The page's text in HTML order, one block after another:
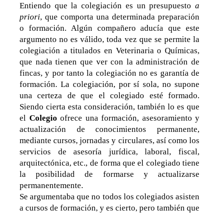
Entiendo que la colegiación es un presupuesto a
priori, que comporta una determinada preparación
o formación. Algún compañero aducía que este
argumento no es válido, toda vez que se permite la
colegiación a titulados en Veterinaria o Químicas,
que nada tienen que ver con la administración de
fincas, y por tanto la colegiación no es garantía de
formación. La colegiación, por sí sola, no supone
una certeza de que el colegiado esté formado.
Siendo cierta esta consideración, también lo es que
el Colegio ofrece una formación, asesoramiento y
actualización de conocimientos permanente,
mediante cursos, jornadas y circulares, así como los
servicios de asesoría jurídica, laboral, fiscal,
arquitectónica, etc., de forma que el colegiado tiene
la posibilidad de formarse y actualizarse
permanentemente.
Se argumentaba que no todos los colegiados asisten
a cursos de formación, y es cierto, pero también que